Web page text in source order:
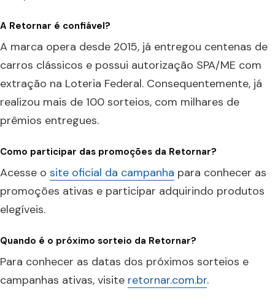
A Retornar é confiável?
A marca opera desde 2015, já entregou centenas de
carros clássicos e possui autorização SPA/ME com
extração na Loteria Federal. Consequentemente, já
realizou mais de 100 sorteios, com milhares de
prêmios entregues.
Como participar das promoções da Retornar?
Acesse o site oficial da campanha para conhecer as
promoções ativas e participar adquirindo produtos
elegíveis.
Quando é o próximo sorteio da Retornar?
Para conhecer as datas dos próximos sorteios e
campanhas ativas, visite retornar.com.br.